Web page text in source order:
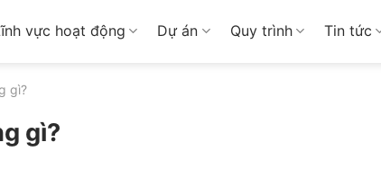
vực hoạt động Dự án Quy trình Tin tức
gì?
gì?